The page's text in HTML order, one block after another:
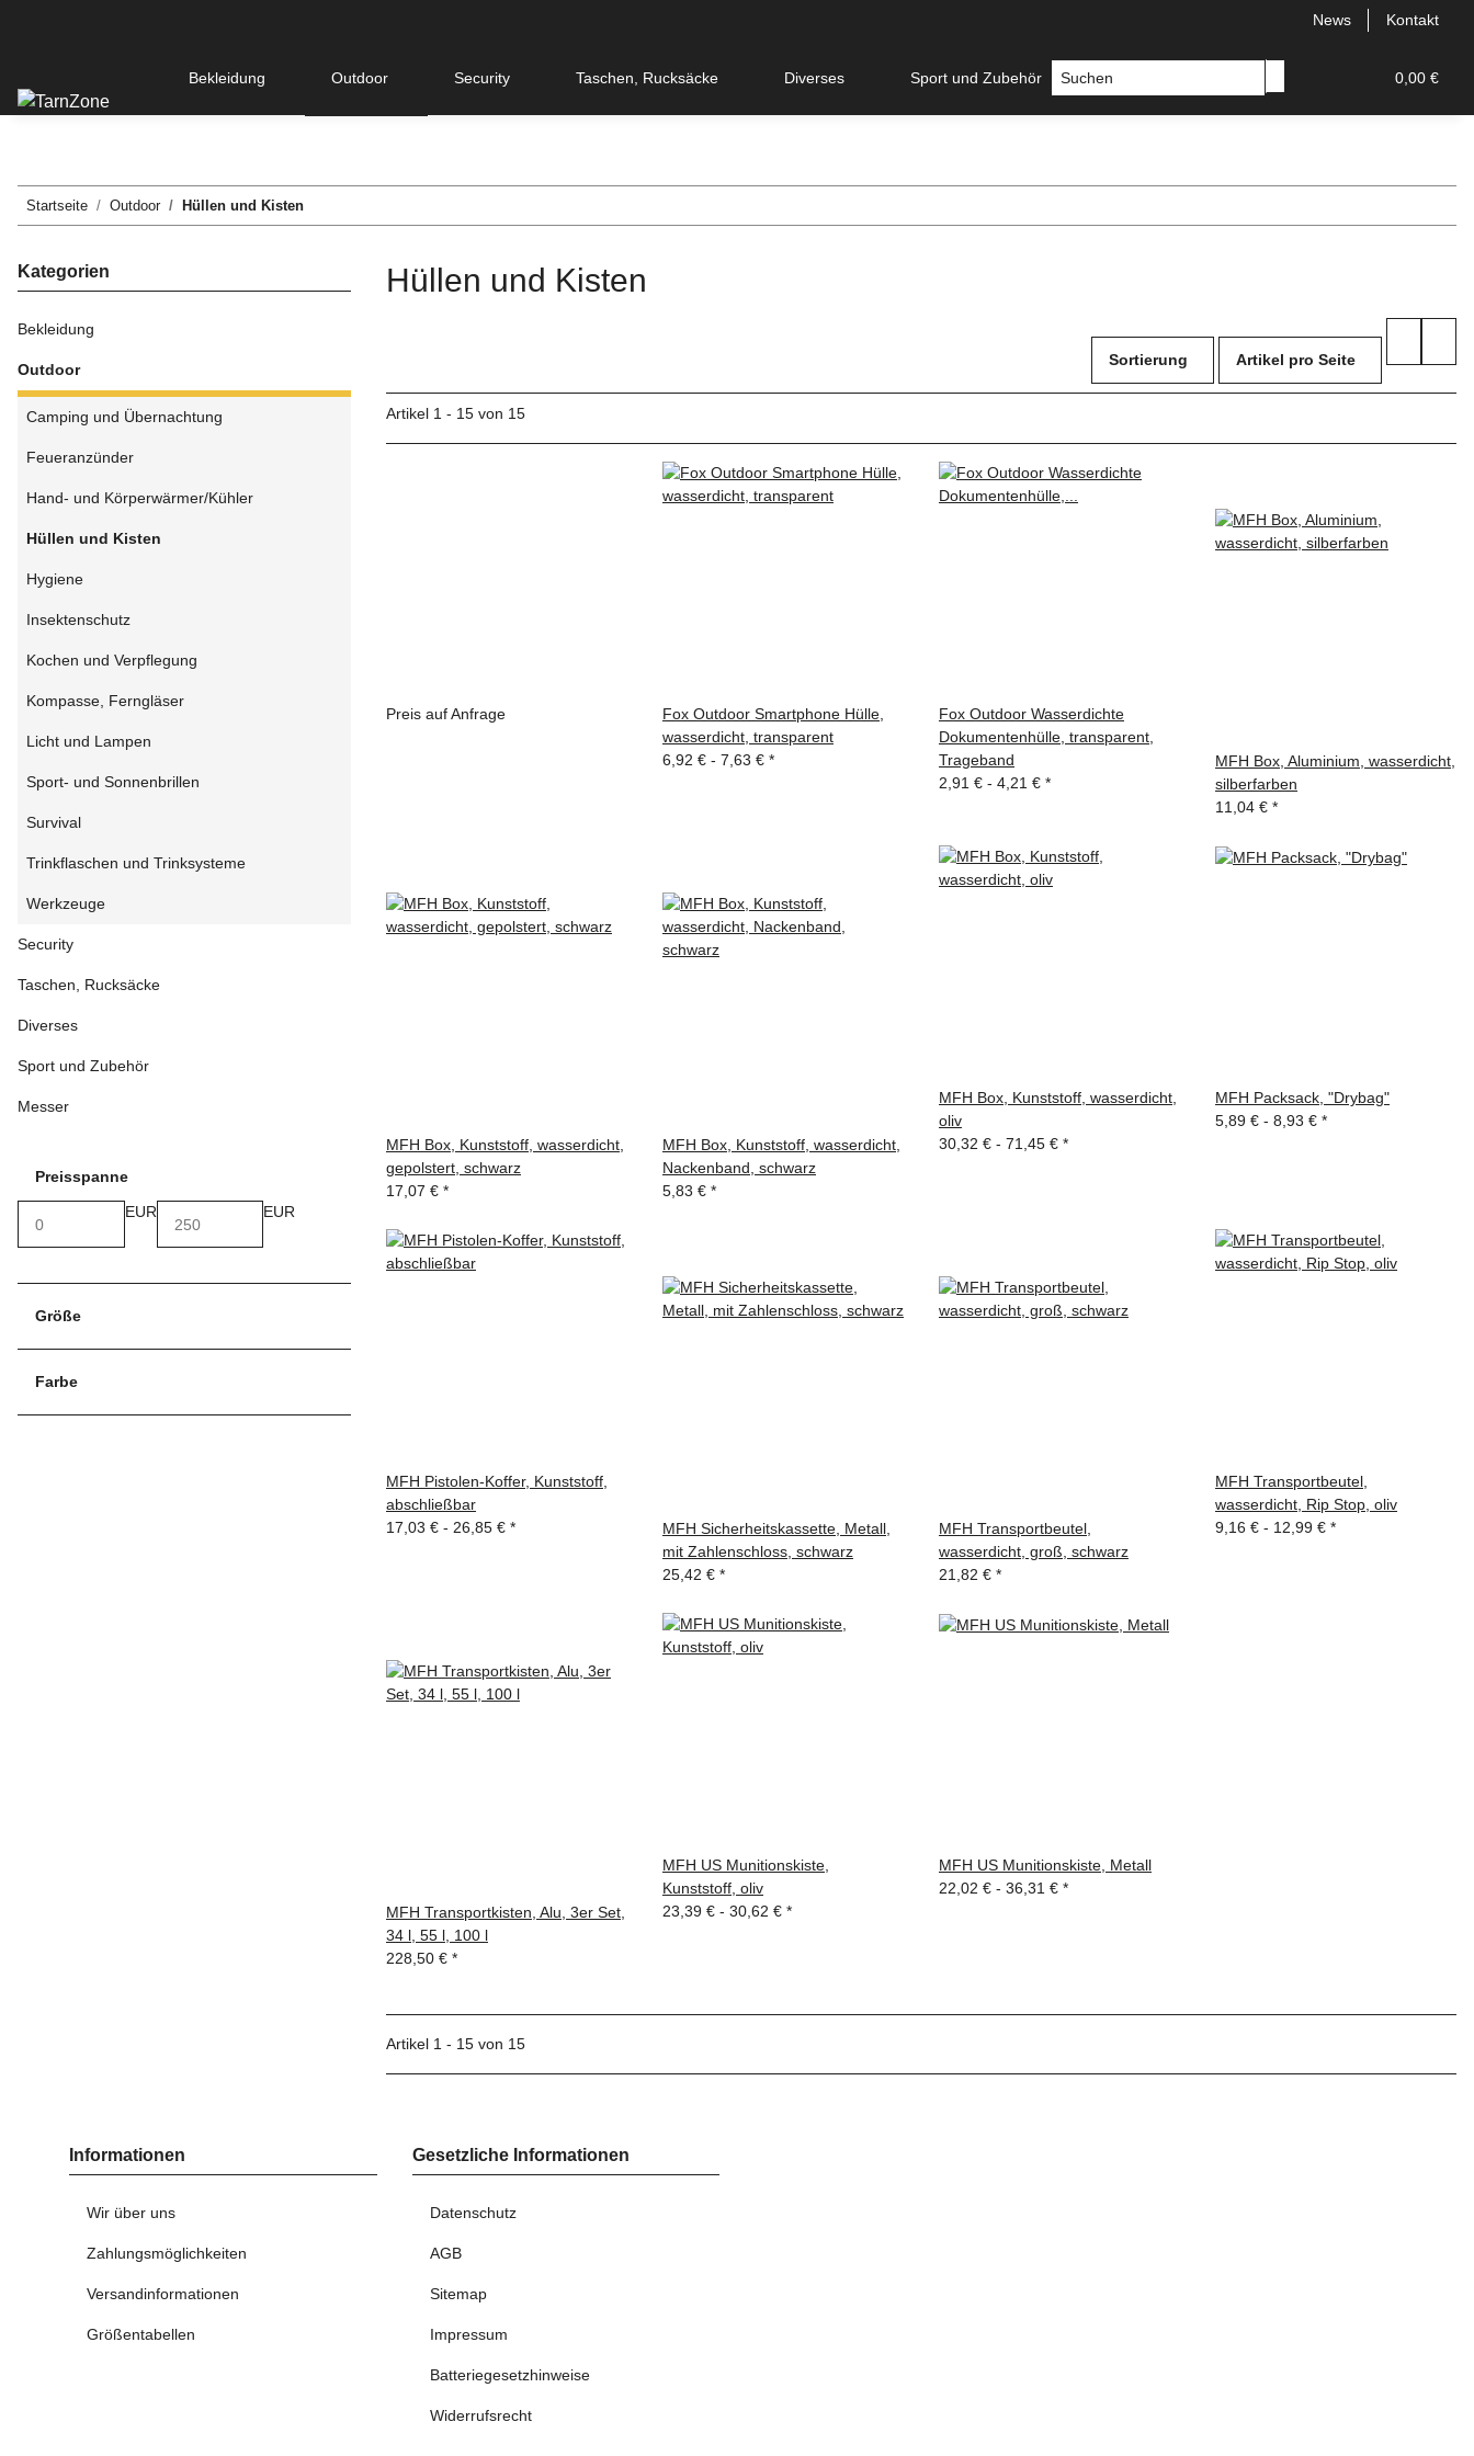
News Kontakt
0,00 €
Bekleidung Outdoor Security Taschen, Rucksäcke Diverses Sport und Zubehör Messer
Startseite Outdoor Hüllen und Kisten
Hüllen und Kisten
Sortierung Artikel pro Seite
Artikel 1 - 15 von 15
Preis auf Anfrage
Fox Outdoor Smartphone Hülle,
wasserdicht, transparent
6,92 € - 7,63 € *
Fox Outdoor Wasserdichte
Dokumentenhülle, transparent,
Trageband
2,91 € - 4,21 € *
MFH Box, Aluminium, wasserdicht,
silberfarben
11,04 € *
MFH Box, Kunststoff, wasserdicht,
gepolstert, schwarz
17,07 € *
MFH Box, Kunststoff, wasserdicht,
Nackenband, schwarz
5,83 € *
MFH Box, Kunststoff, wasserdicht,
oliv
30,32 € - 71,45 € *
MFH Packsack, "Drybag"
5,89 € - 8,93 € *
MFH Pistolen-Koffer, Kunststoff,
abschließbar
17,03 € - 26,85 € *
MFH Sicherheitskassette, Metall,
mit Zahlenschloss, schwarz
25,42 € *
MFH Transportbeutel,
wasserdicht, groß, schwarz
21,82 € *
MFH Transportbeutel,
wasserdicht, Rip Stop, oliv
9,16 € - 12,99 € *
MFH Transportkisten, Alu, 3er Set,
34 l, 55 l, 100 l
228,50 € *
MFH US Munitionskiste,
Kunststoff, oliv
23,39 € - 30,62 € *
MFH US Munitionskiste, Metall
22,02 € - 36,31 € *
Artikel 1 - 15 von 15
Kategorien
Bekleidung
Outdoor
Camping und Übernachtung
Feueranzünder
Hand- und Körperwärmer/Kühler
Hüllen und Kisten
Hygiene
Insektenschutz
Kochen und Verpflegung
Kompasse, Ferngläser
Licht und Lampen
Sport- und Sonnenbrillen
Survival
Trinkflaschen und Trinksysteme
Werkzeuge
Security
Taschen, Rucksäcke
Diverses
Sport und Zubehör
Messer
Preisspanne
EUR
EUR
Größe
Farbe
Informationen
Wir über uns
Zahlungsmöglichkeiten
Versandinformationen
Größentabellen
Gesetzliche Informationen
Datenschutz
AGB
Sitemap
Impressum
Batteriegesetzhinweise
Widerrufsrecht